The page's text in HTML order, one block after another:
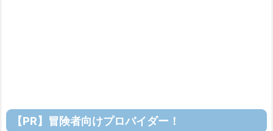
【PR】冒険者向けプロバイダー！